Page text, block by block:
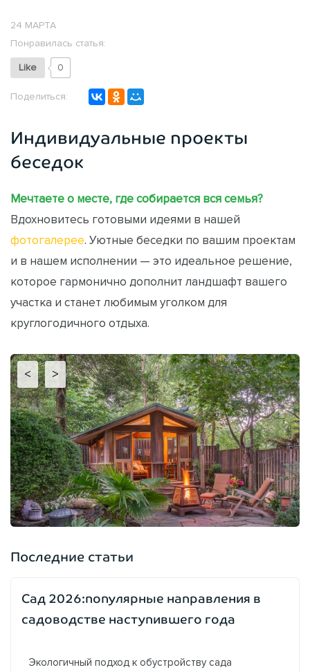
24 МАРТА
Понравилась статья:
Like 0
Поделиться:
Индивидуальные проекты
беседок
Мечтаете о месте, где собирается вся семья?
Вдохновитесь готовыми идеями в нашей
фотогалерее. Уютные беседки по вашим проектам
и в нашем исполнении — это идеальное решение,
которое гармонично дополнит ландшафт вашего
участка и станет любимым уголком для
круглогодичного отдыха.
< >
Последние статьи
Сад 2026:популярные направления в
садоводстве наступившего года
Экологичный подход к обустройству сада